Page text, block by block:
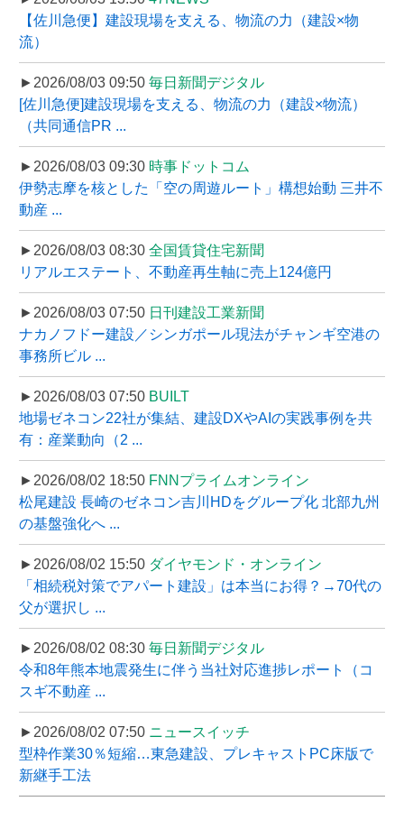
【佐川急便】建設現場を支える、物流の力（建設×物
流）
►2026/08/03 09:50 毎日新聞デジタル
[佐川急便]建設現場を支える、物流の力（建設×物流）
（共同通信PR ...
►2026/08/03 09:30 時事ドットコム
伊勢志摩を核とした「空の周遊ルート」構想始動 三井不
動産 ...
►2026/08/03 08:30 全国賃貸住宅新聞
リアルエステート、不動産再生軸に売上124億円
►2026/08/03 07:50 日刊建設工業新聞
ナカノフドー建設／シンガポール現法がチャンギ空港の
事務所ビル ...
►2026/08/03 07:50 BUILT
地場ゼネコン22社が集結、建設DXやAIの実践事例を共
有：産業動向（2 ...
►2026/08/02 18:50 FNNプライムオンライン
松尾建設 長崎のゼネコン吉川HDをグループ化 北部九州
の基盤強化へ ...
►2026/08/02 15:50 ダイヤモンド・オンライン
「相続税対策でアパート建設」は本当にお得？→70代の
父が選択し ...
►2026/08/02 08:30 毎日新聞デジタル
令和8年熊本地震発生に伴う当社対応進捗レポート（コ
スギ不動産 ...
►2026/08/02 07:50 ニュースイッチ
型枠作業30％短縮…東急建設、プレキャストPC床版で
新継手工法